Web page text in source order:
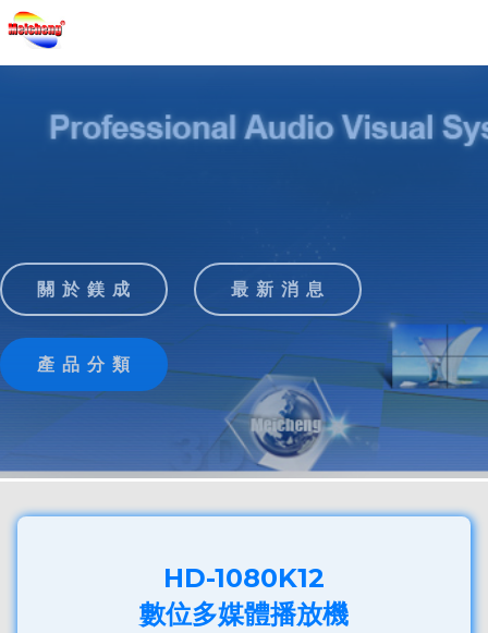
關 於 鎂 成 最 新 消 息
產 品 分 類
HD-1080K12
數位多媒體播放機